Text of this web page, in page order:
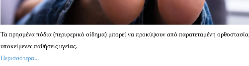
Τα πρησμένα πόδια (περιφερικό οίδημα) μπορεί να προκύψουν από παρατεταμένη
υποκείμενες παθήσεις υγείας.
Περισσότερα...